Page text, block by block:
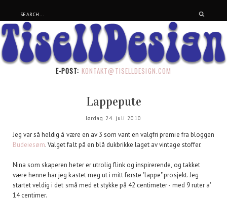
E-POST: KONTAKT@TISELLDESIGN.COM
Lappepute
lørdag 24. juli 2010
Jeg var så heldig å være en av 3 som vant en valgfri premie fra bloggen
Budeiesøm. Valget falt på en blå dukbrikke laget av vintage stoffer.
Nina som skaperen heter er utrolig flink og inspirerende, og takket
være henne har jeg kastet meg ut i mitt første "lappe" prosjekt. Jeg
startet veldig i det små med et stykke på 42 centimeter - med 9 ruter a'
14 centimer.